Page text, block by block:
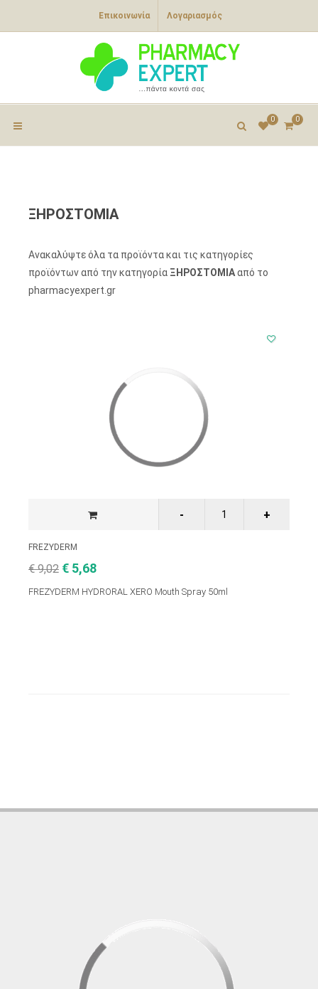
Επικοινωνία Λογαριασμός
0
0
ΞΗΡΟΣΤΟΜΙΑ
Ανακαλύψτε όλα τα προϊόντα και τις κατηγορίες
προϊόντων από την κατηγορία ΞΗΡΟΣΤΟΜΙΑαπό το
pharmacyexpert.gr
FREZYDERM
€ 9,02 € 5,68
FREZYDERM HYDRORAL XERO Mouth Spray 50ml